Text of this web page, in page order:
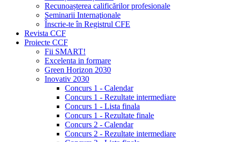
Recunoașterea calificărilor profesionale
Seminarii Internaţionale
Înscrie-te în Registrul CFE
Revista CCF
Proiecte CCF
Fii SMART!
Excelenta in formare
Green Horizon 2030
Inovativ 2030
Concurs 1 - Calendar
Concurs 1 - Rezultate intermediare
Concurs 1 - Lista finala
Concurs 1 - Rezultate finale
Concurs 2 - Calendar
Concurs 2 - Rezultate intermediare